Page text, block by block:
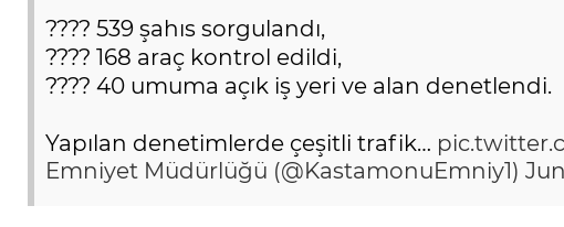
???? 539 şahıs sorgulandı,
???? 168 araç kontrol edildi,
???? 40 umuma açık iş yeri ve alan denetlendi.
Yapılan denetimlerde çeşitli trafik…
Emniyet Müdürlüğü (@KastamonuEmniy1)